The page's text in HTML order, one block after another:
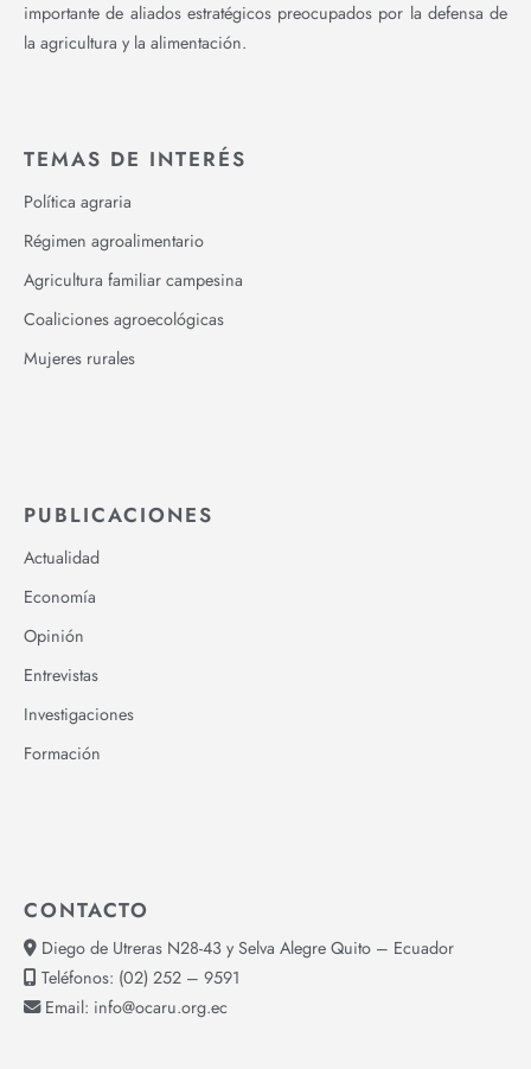
importante de aliados estratégicos preocupados por la defensa de
la agricultura y la alimentación.
TEMAS DE INTERÉS
Política agraria
Régimen agroalimentario
Agricultura familiar campesina
Coaliciones agroecológicas
Mujeres rurales
PUBLICACIONES
Actualidad
Economía
Opinión
Entrevistas
Investigaciones
Formación
CONTACTO
Diego de Utreras N28-43 y Selva Alegre Quito – Ecuador
Teléfonos: (02) 252 – 9591
Email: info@ocaru.org.ec